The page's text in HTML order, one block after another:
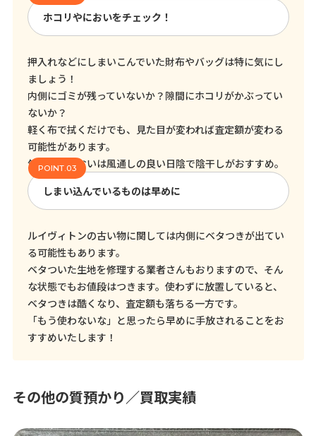
ホコリやにおいをチェック！
押入れなどにしまいこんでいた財布やバッグは特に気にし
ましょう！
内側にゴミが残っていないか？隙間にホコリがかぶってい
ないか？
軽く布で拭くだけでも、見た目が変われば査定額が変わる
可能性があります。
気になるにおいは風通しの良い日陰で陰干しがおすすめ。
しまい込んでいるものは早めに
ルイヴィトンの古い物に関しては内側にベタつきが出てい
る可能性もあります。
ベタついた生地を修理する業者さんもおりますので、そん
な状態でもお値段はつきます。使わずに放置していると、
ベタつきは酷くなり、査定額も落ちる一方です。
「もう使わないな」と思ったら早めに手放されることをお
すすめいたします！
その他の質預かり／買取実績